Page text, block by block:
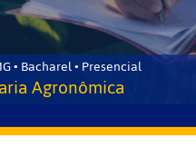
• Bacharel • Presencial
Agronômica